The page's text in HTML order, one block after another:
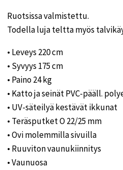
Ruotsissa valmistettu.
Todella luja teltta myös
• Leveys 220 cm
• Syvyys 175 cm
• Paino 24 kg
• Katto ja seinät PVC-pääll.
• UV-säteilyä kestävät ikkunat
• Teräsputket O 22/25 mm
• Ovi molemmilla sivuilla
• Ruuviton vaunukiinnitys
• Vaunuosa